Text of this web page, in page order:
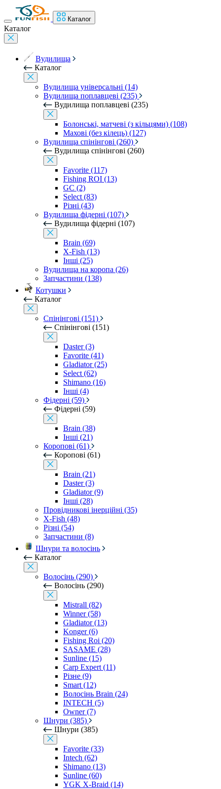
Каталог
Каталог
Вудилища
Каталог
Вудилища універсальні (14)
Вудилища поплавцеві (235)
Вудилища поплавцеві (235)
Болонські, матчеві (з кільцями) (108)
Махові (без кілець) (127)
Вудилища спінінгові (260)
Вудилища спінінгові (260)
Favorite (117)
Fishing ROI (13)
GC (2)
Select (83)
Різні (43)
Вудилища фідерні (107)
Вудилища фідерні (107)
Brain (69)
X-Fish (13)
Інші (25)
Вудилища на коропа (26)
Запчастини (138)
Котушки
Каталог
Спінінгові (151)
Спінінгові (151)
Daster (3)
Favorite (41)
Gladiator (25)
Select (62)
Shimano (16)
Інші (4)
Фідерні (59)
Фідерні (59)
Brain (38)
Інші (21)
Коропові (61)
Коропові (61)
Brain (21)
Daster (3)
Gladiator (9)
Інші (28)
Провідникові інерційні (35)
X-Fish (48)
Різні (54)
Запчастини (8)
Шнури та волосінь
Каталог
Волосінь (290)
Волосінь (290)
Mistrall (82)
Winner (58)
Gladiator (13)
Konger (6)
Fishing Roi (20)
SASAME (28)
Sunline (15)
Carp Expert (11)
Різне (9)
Smart (12)
Волосінь Brain (24)
INTECH (5)
Owner (7)
Шнури (385)
Шнури (385)
Favorite (33)
Intech (62)
Shimano (13)
Sunline (60)
YGK X-Braid (14)